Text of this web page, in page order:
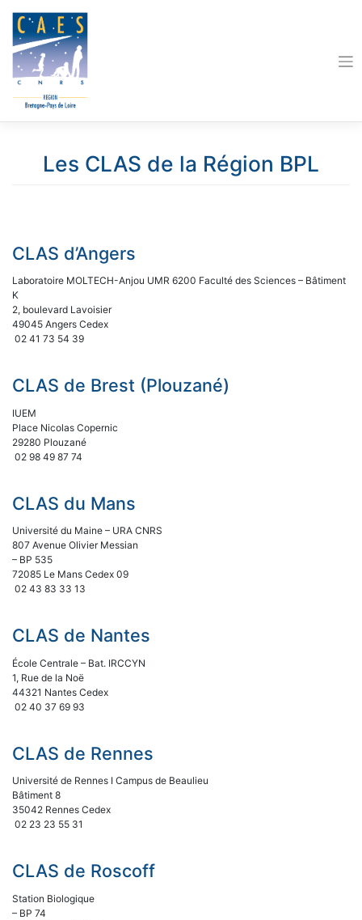
content
Les CLAS de la Région BPL
CLAS d’Angers
Laboratoire MOLTECH-Anjou UMR 6200 Faculté des Sciences – Bâtiment
K
2, boulevard Lavoisier
49045 Angers Cedex
02 41 73 54 39
CLAS de Brest (Plouzané)
IUEM
Place Nicolas Copernic
29280 Plouzané
02 98 49 87 74
CLAS du Mans
Université du Maine – URA CNRS
807 Avenue Olivier Messian
– BP 535
72085 Le Mans Cedex 09
02 43 83 33 13
CLAS de Nantes
École Centrale – Bat. IRCCYN
1, Rue de la Noë
44321 Nantes Cedex
02 40 37 69 93
CLAS de Rennes
Université de Rennes I Campus de Beaulieu
Bâtiment 8
35042 Rennes Cedex
02 23 23 55 31
CLAS de Roscoff
Station Biologique
– BP 74